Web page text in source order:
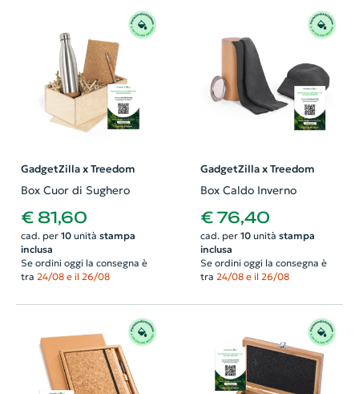
GadgetZilla x Treedom
Box Cuor di Sughero
€ 81,60
cad. per 10unità stampa
inclusa
Se ordini oggi la consegna è
tra 24/08 e il 26/08
GadgetZilla x Treedom
Box Caldo Inverno
€ 76,40
cad. per 10unità stampa
inclusa
Se ordini oggi la consegna è
tra 24/08 e il 26/08